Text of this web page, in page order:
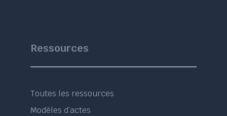
Ressources
Toutes les ressources
Modèles d’actes